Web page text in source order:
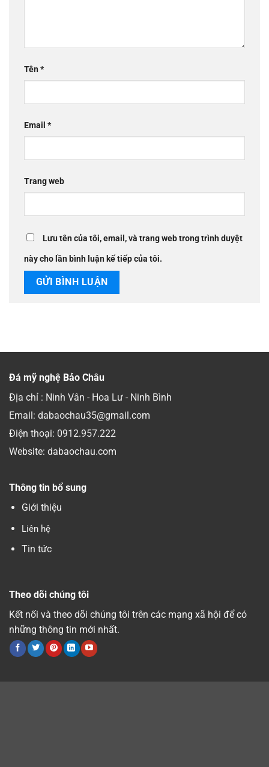
Tên*
Email *
Trang web
Lưu tên của tôi, email, và trang web trong trình duyệt
này cho lần bình luận kế tiếp của tôi.
Đá mỹ nghệ Bảo Châu
Địa chỉ : Ninh Vân - Hoa Lư - Ninh Bình
Email: dabaochau35@gmail.com
Điện thoại: 0912.957.222
Website: dabaochau.com
Thông tin bổ sung
Giới thiệu
Liên hệ
Tin tức
Theo dõi chúng tôi
Kết nối và theo dõi chúng tôi trên các mạng xã hội để có
những thông tin mới nhất.